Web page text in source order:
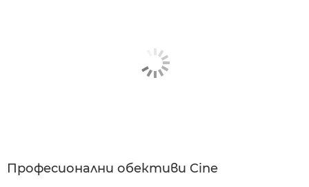
Професионални обективи Cine